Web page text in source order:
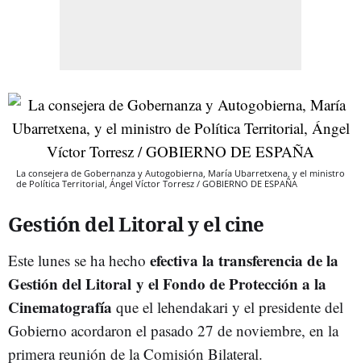
La consejera de Gobernanza y Autogobierna, María Ubarretxena, y el ministro
de Política Territorial, Ángel Víctor Torresz / GOBIERNO DE ESPAÑA
Gestión del Litoral y el cine
Este lunes se ha hecho efectiva la transferencia de la
Gestión del Litoral y el Fondo de Protección a la
Cinematografía que el lehendakari y el presidente del
Gobierno acordaron el pasado 27 de noviembre, en la
primera reunión de la Comisión Bilateral.